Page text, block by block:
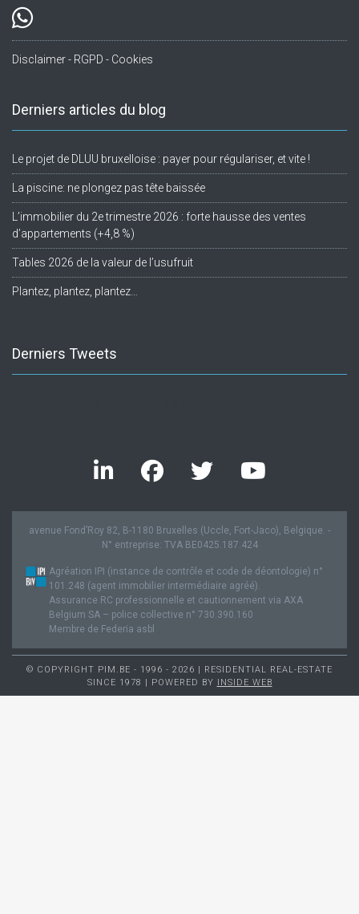
Disclaimer - RGPD - Cookies
Derniers articles du blog
Le projet de DLUU bruxelloise : payer pour régulariser, et vite !
La piscine: ne plongez pas tête baissée
L’immobilier du 2e trimestre 2026 : forte hausse des ventes
d’appartements (+4,8 %)
Tables 2026 de la valeur de l’usufruit
Plantez, plantez, plantez…
Derniers Tweets
avenue Fond’Roy 82, B-1180 Bruxelles (Uccle, Fort-Jaco), Belgique. -
N° entreprise: TVA BE0425.187.424
Agréation IPI (instance de contrôle et code de déontologie) n°
101.248 (agent immobilier intermédiaire agréé).
Assurance RC professionnelle et cautionnement via AXA
Belgium SA – police collective n° 730.390.160
Membre de Federia asbl
© COPYRIGHT PIM.BE - 1996 - 2026 | RESIDENTIAL REAL-ESTATE
SINCE 1978 | POWERED BY INSIDE WEB